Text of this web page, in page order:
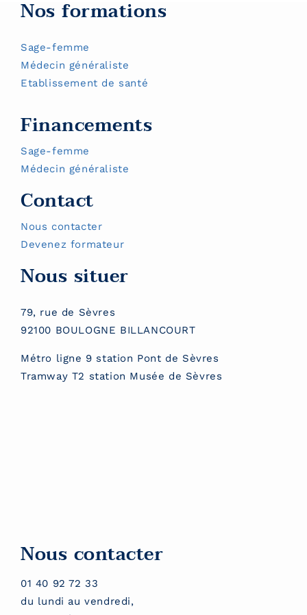
Nos formations
Sage-femme
Médecin généraliste
Etablissement de santé
Financements
Sage-femme
Médecin généraliste
Contact
Nous contacter
Devenez formateur
Nous situer
79, rue de Sèvres
92100 BOULOGNE BILLANCOURT
Métro ligne 9 station Pont de Sèvres
Tramway T2 station Musée de Sèvres
Nous contacter
01 40 92 72 33
du lundi au vendredi,